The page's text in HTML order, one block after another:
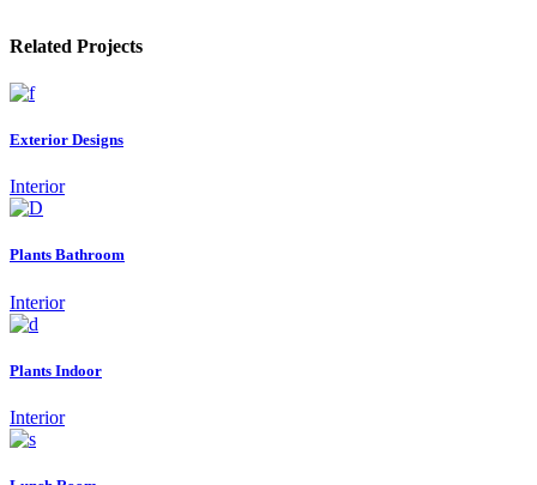
Related Projects
Exterior Designs
Interior
Plants Bathroom
Interior
Plants Indoor
Interior